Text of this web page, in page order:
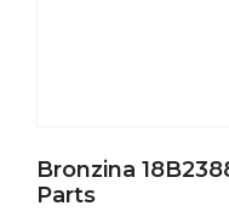
Bronzina
Parts